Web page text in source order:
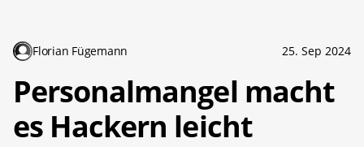
Florian Fügemann 25. Sep 2024
Personalmangel macht
es Hackern leicht